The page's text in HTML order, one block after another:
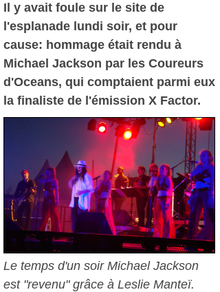
Il y avait foule sur le site de
l'esplanade lundi soir, et pour
cause: hommage était rendu à
Michael Jackson par les Coureurs
d'Oceans, qui comptaient parmi eux
la finaliste de l'émission X Factor.
Le temps d'un soir Michael Jackson
est "revenu" grâce à Leslie Manteï.